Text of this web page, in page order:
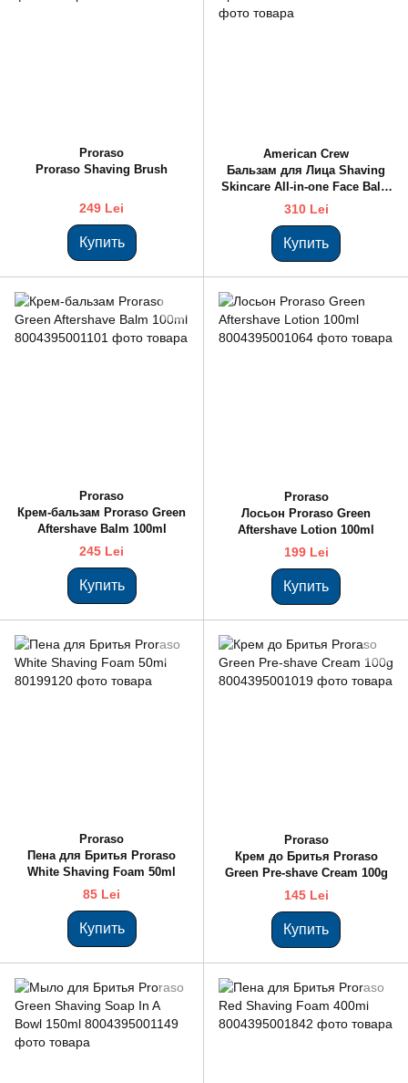
Proraso
Proraso Shaving Brush
249 Lei
Купить
American Crew
Бальзам для Лица Shaving
Skincare All-in-one Face Balm
Spf15 170ml
310 Lei
Купить
Proraso
Крем-бальзам Proraso Green
Aftershave Balm 100ml
245 Lei
Купить
Proraso
Лосьон Proraso Green
Aftershave Lotion 100ml
199 Lei
Купить
Proraso
Пена для Бритья Proraso
White Shaving Foam 50ml
85 Lei
Купить
Proraso
Крем до Бритья Proraso
Green Pre-shave Cream 100g
145 Lei
Купить